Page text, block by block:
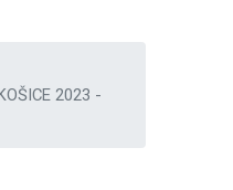
2023 -